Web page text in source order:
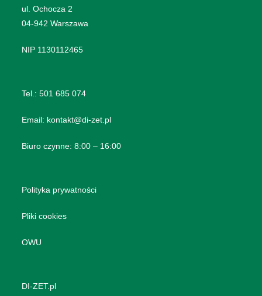
​ul. Ochocza 2
04-942 Warszawa
NIP 1130112465
Tel.:501 685 074
Email: kontakt@di-zet.pl
Biuro czynne: 8:00 – 16:00
Polityka prywatności
Pliki cookies
OWU
DI-ZET.pl